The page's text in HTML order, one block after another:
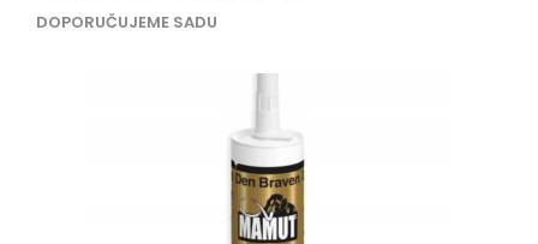
DOPORUČUJEME SADU